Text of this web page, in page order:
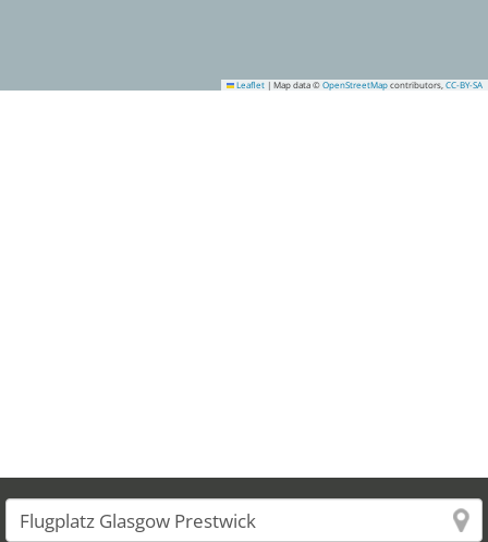
Leaflet | Map data © OpenStreetMap contributors, CC-BY-SA